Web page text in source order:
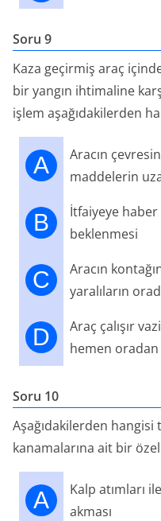
Soru 9
Kaza geçirmiş araç
bir yangın ihtimaline
işlem aşağıdakilerden
A
Aracın
maddelerin
B
İtfaiyeye
beklenmesi
C
Aracın
yaralıların
D
Araç çalışır
hemen oradan
Soru 10
Aşağıdakilerden
kanamalarına ait bir
A
Kalp atımları
akması